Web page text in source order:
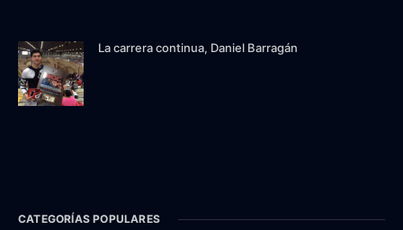
La carrera continua, Daniel Barragán
CATEGORÍAS POPULARES